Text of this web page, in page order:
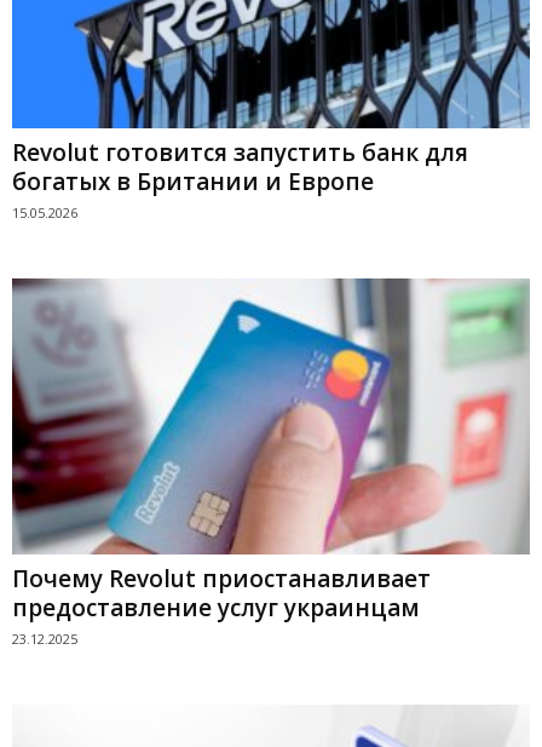
Revolut готовится запустить банк для
богатых в Британии и Европе
15.05.2026
Почему Revolut приостанавливает
предоставление услуг украинцам
23.12.2025